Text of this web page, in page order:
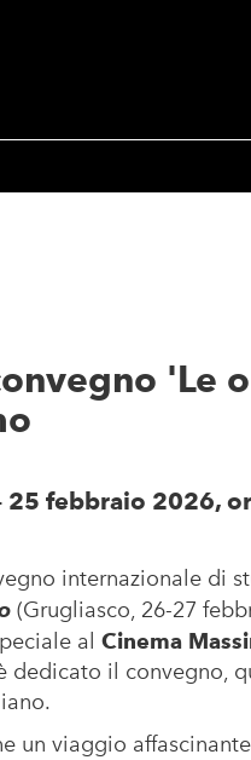
'Le
25 febbraio 2026,
internazionale di
(Grugliasco, 26-27
al Cinema
dedicato il convegno,
un viaggio